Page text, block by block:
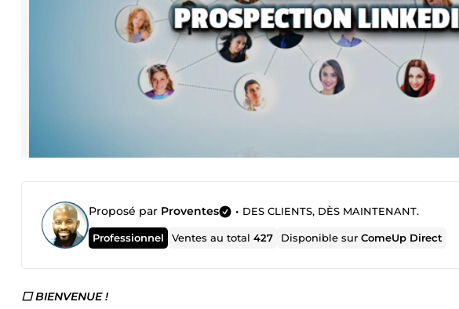
Proposé par Proventes • DES CLIENTS, DÈS MAINTENANT.
Professionnel Ventes au total427 Disponible surComeUp Direct
⬜ BIENVENUE !